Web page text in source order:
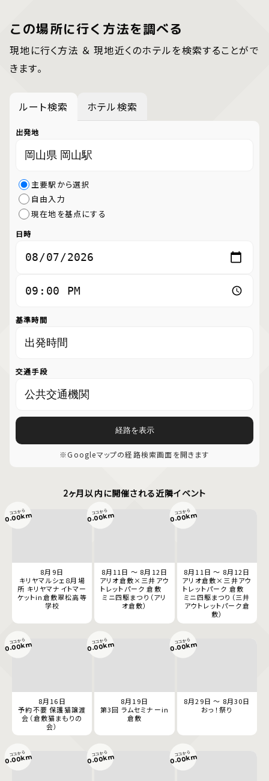
この場所に行く方法を調べる
現地に行く方法 ＆ 現地近くのホテルを検索することがで
きます。
ルート検索 ホテル検索
出発地
主要駅から選択
自由入力
現在地を基点にする
日時
基準時間
交通手段
経路を表示
※Googleマップの経路検索画面を開きます
2ヶ月以内に開催される近隣イベント
8月9日
キリヤマルシェ８月場
所 キリヤマナイトマー
ケットin倉敷翠松高等
学校
ココから
0.00km
8月11日 ～ 8月12日
アリオ倉敷×三井アウ
トレットパーク 倉敷
ミニ四駆まつり（アリ
オ倉敷）
ココから
0.00km
8月11日 ～ 8月12日
アリオ倉敷×三井アウ
トレットパーク 倉敷
ミニ四駆まつり（三井
アウトレットパーク倉
敷）
ココから
0.00km
8月16日
予約不要 保護猫譲渡
会（倉敷猫まもりの
会）
ココから
0.00km
8月19日
第3回 ラムセミナーin
倉敷
ココから
0.00km
8月29日 ～ 8月30日
おっ！祭り
ココから
0.00km
ココから
0.00km ココから
0.00km ココから
0.00km